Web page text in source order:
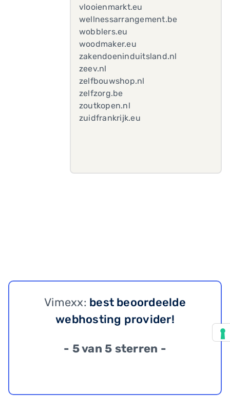
vlooienmarkt.eu
wellnessarrangement.be
wobblers.eu
woodmaker.eu
zakendoeninduitsland.nl
zeev.nl
zelfbouwshop.nl
zelfzorg.be
zoutkopen.nl
zuidfrankrijk.eu
Vimexx: best beoordeelde
webhosting provider!
- 5 van 5 sterren -